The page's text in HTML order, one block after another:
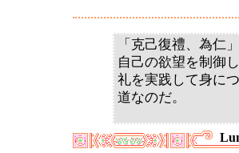
「克己復禮、為仁」
自己の欲望を制御
礼を実践して身に
道なのだ。